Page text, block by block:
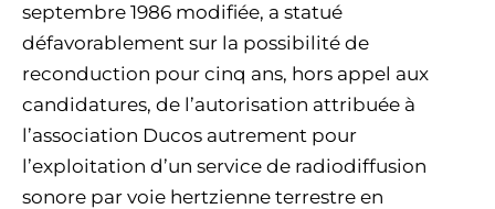
septembre 1986 modifiée, a statué
défavorablement sur la possibilité de
reconduction pour cinq ans, hors appel aux
candidatures, de l’autorisation attribuée à
l’association Ducos autrement pour
l’exploitation d’un service de radiodiffusion
sonore par voie hertzienne terrestre en